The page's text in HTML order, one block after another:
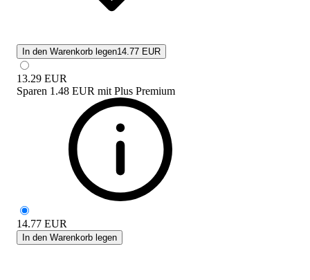
In den Warenkorb legen14.77 EUR
13.29 EUR
Sparen 1.48 EUR mit Plus Premium
14.77 EUR
In den Warenkorb legen